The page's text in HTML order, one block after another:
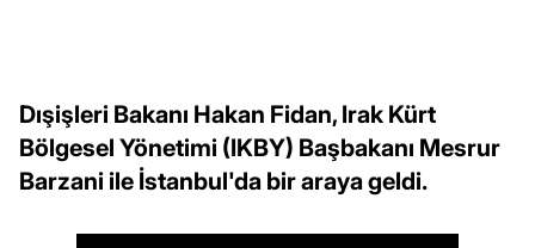
Dışişleri Bakanı Hakan Fidan, Irak Kürt
Bölgesel Yönetimi (IKBY) Başbakanı Mesrur
Barzani ile İstanbul'da bir araya geldi.